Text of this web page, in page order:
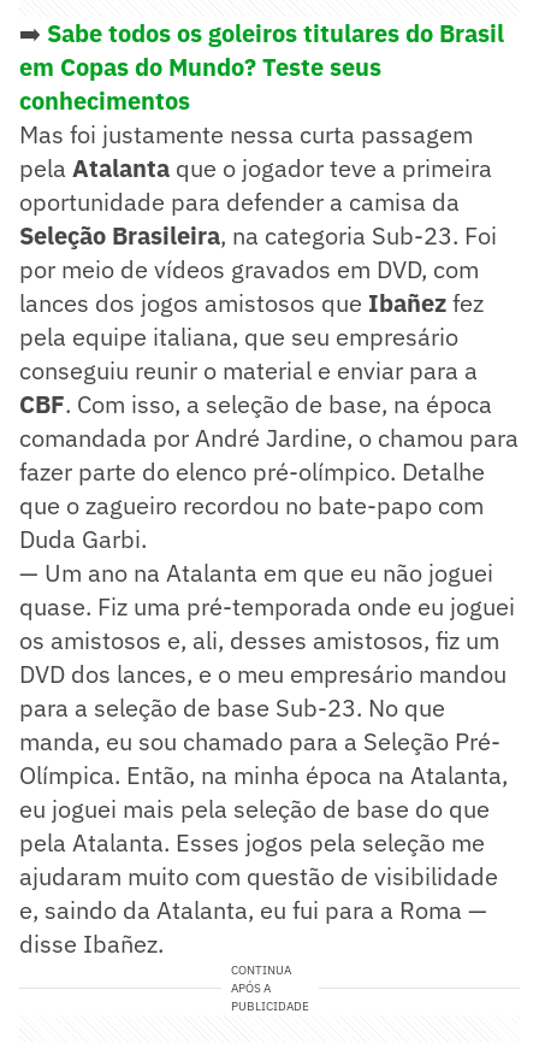
➡️ Sabe todos os goleiros titulares do Brasil
em Copas do Mundo? Teste seus
conhecimentos
Mas foi justamente nessa curta passagem
pela Atalanta que o jogador teve a primeira
oportunidade para defender a camisa da
Seleção Brasileira, na categoria Sub-23. Foi
por meio de vídeos gravados em DVD, com
lances dos jogos amistosos que Ibañezfez
pela equipe italiana, que seu empresário
conseguiu reunir o material e enviar para a
CBF. Com isso, a seleção de base, na época
comandada por André Jardine, o chamou para
fazer parte do elenco pré-olímpico. Detalhe
que o zagueiro recordou no bate-papo com
Duda Garbi.
— Um ano na Atalanta em que eu não joguei
quase. Fiz uma pré-temporada onde eu joguei
os amistosos e, ali, desses amistosos, fiz um
DVD dos lances, e o meu empresário mandou
para a seleção de base Sub-23. No que
manda, eu sou chamado para a Seleção Pré-
Olímpica. Então, na minha época na Atalanta,
eu joguei mais pela seleção de base do que
pela Atalanta. Esses jogos pela seleção me
ajudaram muito com questão de visibilidade
e, saindo da Atalanta, eu fui para a Roma —
disse Ibañez.
CONTINUA
APÓS A
PUBLICIDADE